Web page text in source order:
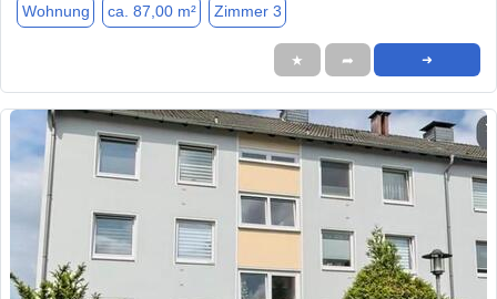
Wohnung ca. 87,00 m² Zimmer 3
★ ➦ ➜